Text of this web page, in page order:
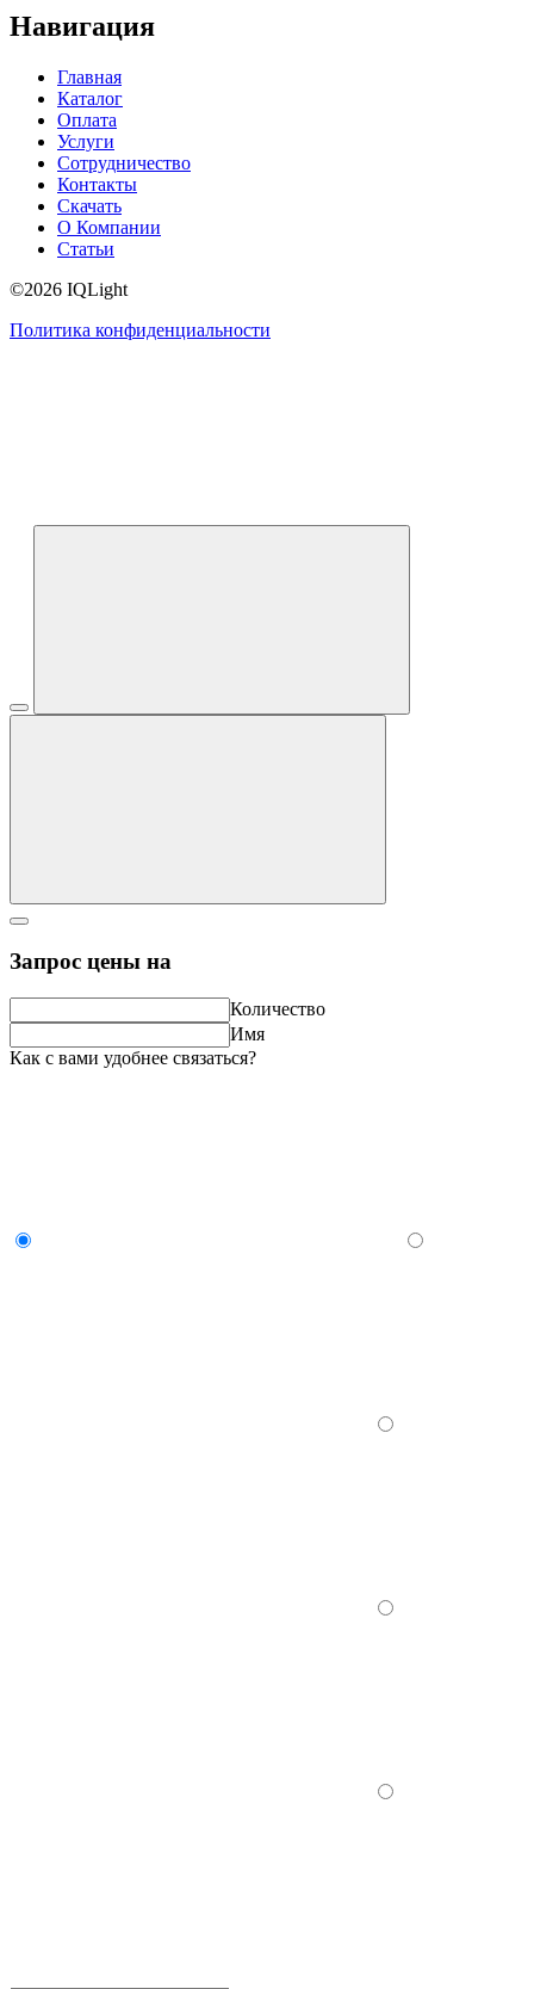
Навигация
Главная
Каталог
Оплата
Услуги
Сотрудничество
Контакты
Скачать
О Компании
Статьи
©2026 IQLight
Политика конфиденциальности
Запрос цены на
Количество
Имя
Как с вами удобнее связаться?